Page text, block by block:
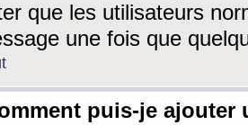
que les utilisateurs
une fois que
puis-je ajouter